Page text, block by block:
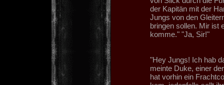
der Kapitän mit der
Jungs von den
bringen sollen. Mir ist
komme." "Ja, Sir!"
"Hey Jungs! Ich hab
meinte Duke, einer
hat vorhin ein